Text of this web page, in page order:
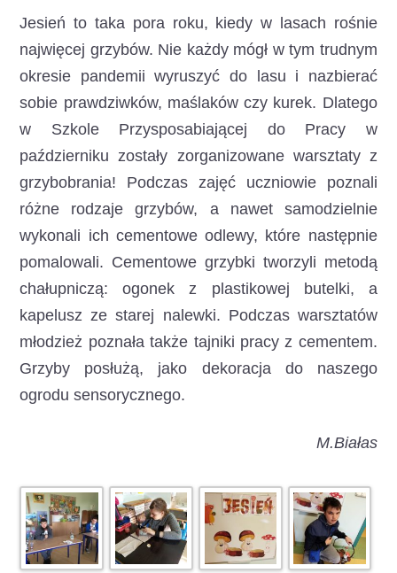
Jesień to taka pora roku, kiedy w lasach rośnie
najwięcej grzybów. Nie każdy mógł w tym trudnym
okresie pandemii wyruszyć do lasu i nazbierać
sobie prawdziwków, maślaków czy kurek. Dlatego
w Szkole Przysposabiającej do Pracy w
październiku zostały zorganizowane warsztaty z
grzybobrania! Podczas zajęć uczniowie poznali
różne rodzaje grzybów, a nawet samodzielnie
wykonali ich cementowe odlewy, które następnie
pomalowali. Cementowe grzybki tworzyli metodą
chałupniczą: ogonek z plastikowej butelki, a
kapelusz ze starej nalewki. Podczas warsztatów
młodzież poznała także tajniki pracy z cementem.
Grzyby posłużą, jako dekoracja do naszego
ogrodu sensorycznego.
M.Białas